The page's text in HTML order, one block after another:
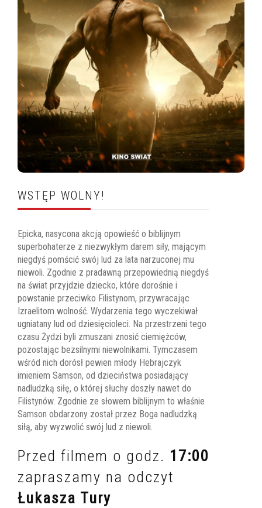
WSTĘP WOLNY!
Epicka, nasycona akcją opowieść o biblijnym
superbohaterze z niezwykłym darem siły, mającym
niegdyś pomścić swój lud za lata narzuconej mu
niewoli. Zgodnie z pradawną przepowiednią niegdyś
na świat przyjdzie dziecko, które dorośnie i
powstanie przeciwko Filistynom, przywracając
Izraelitom wolność. Wydarzenia tego wyczekiwał
ugniatany lud od dziesięcioleci. Na przestrzeni tego
czasu Żydzi byli zmuszani znosić ciemiężców,
pozostając bezsilnymi niewolnikami. Tymczasem
wśród nich dorósł pewien młody Hebrajczyk
imieniem Samson, od dzieciństwa posiadający
nadludzką siłę, o której słuchy doszły nawet do
Filistynów. Zgodnie ze słowem biblijnym to właśnie
Samson obdarzony został przez Boga nadludzką
siłą, aby wyzwolić swój lud z niewoli.
Przed filmem o godz. 17:00
zapraszamy na odczyt
Łukasza Tury